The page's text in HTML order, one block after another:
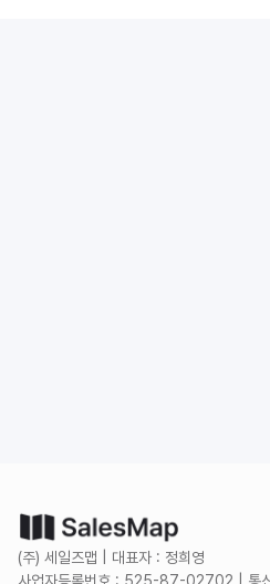
(주) 세일즈맵 | 대표자 : 정희영